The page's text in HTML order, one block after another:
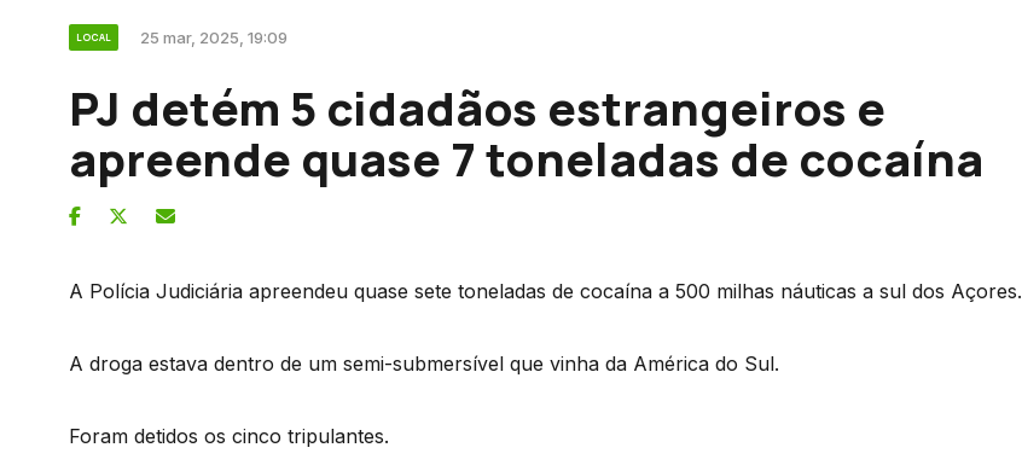
LOCAL 25 mar, 2025, 19:09
PJ detém 5 cidadãos estrangeiros e
apreende quase 7 toneladas de cocaína
A Polícia Judiciária apreendeu quase sete toneladas de cocaína a 500 milhas náuticas a sul dos Açores.
A droga estava dentro de um semi-submersível que vinha da América do Sul.
Foram detidos os cinco tripulantes.